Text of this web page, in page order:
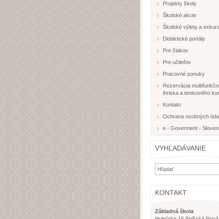
Projekty školy
Školské akcie
Školské výlety a
Didaktické portály
Pre žiakov
Pre učiteľov
Pracovné ponuky
Rezervácia
ihriska a tenisového
Kontakt
Ochrana osobných
e - Goverment -
VYHĽADÁVANIE
KONTAKT
Základná škola